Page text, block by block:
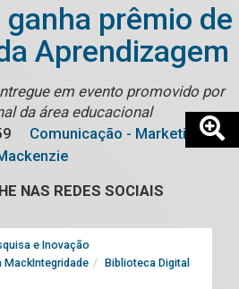
prêmio de
Aprendizagem
em evento promovido por
da área educacional
Comunicação - Marketing
NAS REDES SOCIAIS
e Inovação
MackIntegridade
Biblioteca Digital